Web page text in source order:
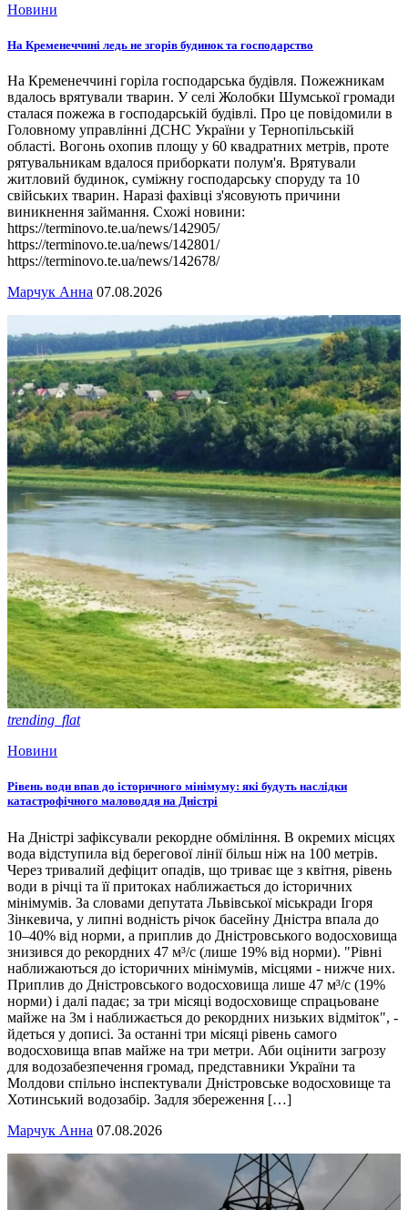
Новини
На Кременеччині ледь не згорів будинок та господарство
На Кременеччині горіла господарська будівля. Пожежникам
вдалось врятували тварин. У селі Жолобки Шумської громади
сталася пожежа в господарській будівлі. Про це повідомили в
Головному управлінні ДСНС України у Тернопільській
області. Вогонь охопив площу у 60 квадратних метрів, проте
рятувальникам вдалося приборкати полум'я. Врятували
житловий будинок, суміжну господарську споруду та 10
свійських тварин. Наразі фахівці з'ясовують причини
виникнення займання. Схожі новини:
https://terminovo.te.ua/news/142905/
https://terminovo.te.ua/news/142801/
https://terminovo.te.ua/news/142678/
Марчук Анна 07.08.2026
trending_flat
Новини
Рівень води впав до історичного мінімуму: які будуть наслідки
катастрофічного маловоддя на Дністрі
На Дністрі зафіксували рекордне обміління. В окремих місцях
вода відступила від берегової лінії більш ніж на 100 метрів.
Через тривалий дефіцит опадів, що триває ще з квітня, рівень
води в річці та її притоках наближається до історичних
мінімумів. За словами депутата Львівської міськради Ігоря
Зінкевича, у липні водність річок басейну Дністра впала до
10–40% від норми, а приплив до Дністровського водосховища
знизився до рекордних 47 м³/с (лише 19% від норми). "Рівні
наближаються до історичних мінімумів, місцями - нижче них.
Приплив до Дністровського водосховища лише 47 м³/с (19%
норми) і далі падає; за три місяці водосховище спрацьоване
майже на 3м і наближається до рекордних низьких відміток", -
йдеться у дописі. За останні три місяці рівень самого
водосховища впав майже на три метри. Аби оцінити загрозу
для водозабезпечення громад, представники України та
Молдови спільно інспектували Дністровське водосховище та
Хотинський водозабір. Задля збереження […]
Марчук Анна 07.08.2026